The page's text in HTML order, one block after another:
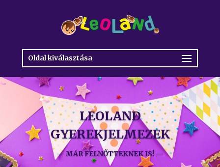
Oldal kiválasztása
LEOLAND
GYEREKJELMEZEK
— MÁR FELNŐTTEKNEK IS! —